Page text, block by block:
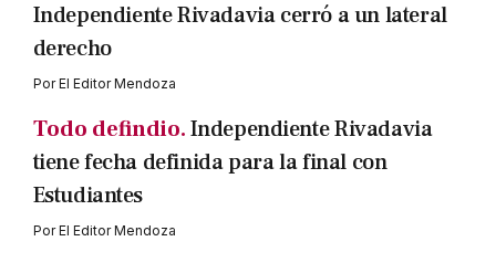
Independiente Rivadavia cerró a un lateral
derecho
PorEl Editor Mendoza
Todo defindio.Independiente Rivadavia
tiene fecha definida para la final con
Estudiantes
PorEl Editor Mendoza